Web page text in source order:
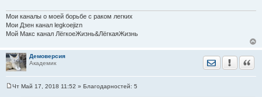
Мои каналы о моей борьбе с раком легких
Мои Дзен канал legkoejizn
Мой Макс канал ЛёгкоеЖизнь&ЛёгкаяЖизнь
Демоверсия
Академик
Отправить
Чт Май 17, 2018 11:52 » Благодарностей: 5